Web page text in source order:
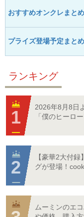
おすすめオンクレまとめ
プライズ登場予定まとめ
ランキング
2026年8月8日
「僕のヒーロ
【豪華2大付
グが登場！
ムーミンのエ